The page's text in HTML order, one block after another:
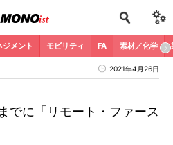
ジメント モビリティ FA 素材／化学
2021年4月26日
でに「リモート・ファース